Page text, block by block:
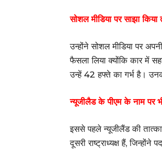
सोशल मीडिया पर साझा किया
उन्होंने सोशल मीडिया पर
फैसला लिया क्योंकि कार में
उन्हें 42 हफ्ते का गर्भ है।
न्यूजीलैड के पीएम के नाम पर भी
इससे पहले न्यूजीलैंड की
दूसरी राष्ट्राध्यक्ष हैं,